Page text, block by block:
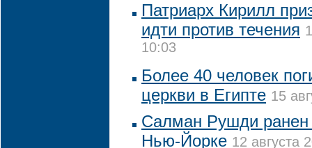
Патриарх Кирилл
идти против течения
10:03
Более 40 человек
церкви в Египте 15
Салман Рушди ранен
Нью-Йорке 12 августа